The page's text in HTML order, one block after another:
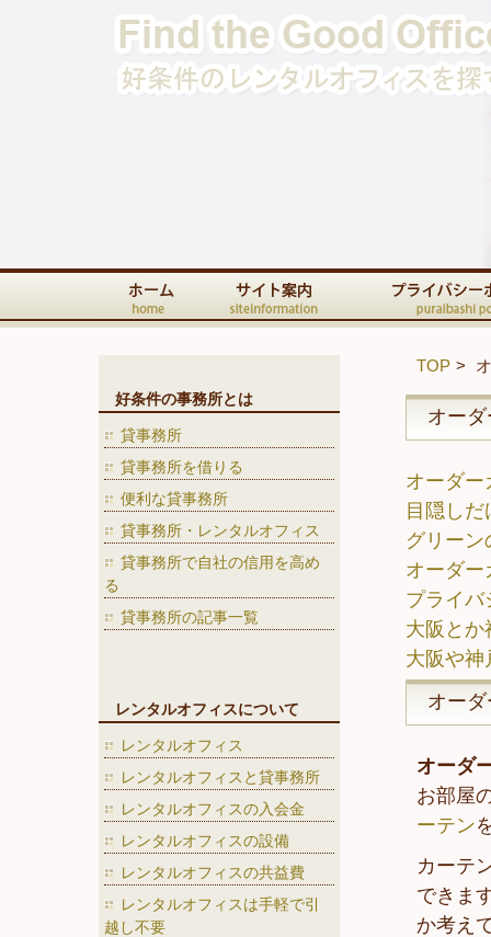
TOP
オー
オーダー
目隠し
グリー
オーダー
プライバ
大阪とか
大阪や神
オー
オーダ
お部屋
ーテン
カーテ
できま
か考え
好条件の事務所とは
貸事務所
貸事務所を借りる
便利な貸事務所
貸事務所・レンタルオフィス
貸事務所で自社の信用を高め
る
貸事務所の記事一覧
レンタルオフィスについて
レンタルオフィス
レンタルオフィスと貸事務所
レンタルオフィスの入会金
レンタルオフィスの設備
レンタルオフィスの共益費
レンタルオフィスは手軽で引
越し不要